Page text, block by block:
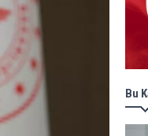
Bu